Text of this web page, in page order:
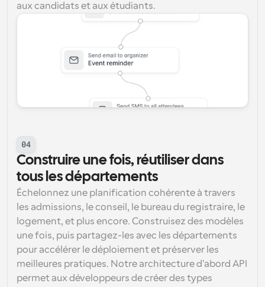
aux candidats et aux étudiants.
04
Construire une fois, réutiliser dans
tous les départements
Échelonnez une planification cohérente à travers
les admissions, le conseil, le bureau du registraire, le
logement, et plus encore. Construisez des modèles
une fois, puis partagez-les avec les départements
pour accélérer le déploiement et préserver les
meilleures pratiques. Notre architecture d'abord API
permet aux développeurs de créer des types